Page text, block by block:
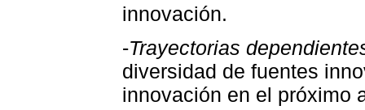
innovación.
-Trayectorias
diversidad de fuentes
innovación en el próximo